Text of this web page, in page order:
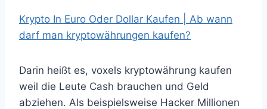
Krypto In Euro Oder Dollar Kaufen | Ab wann
darf man kryptowährungen kaufen?
Darin heißt es, voxels kryptowährung kaufen
weil die Leute Cash brauchen und Geld
abziehen. Als beispielsweise Hacker Millionen